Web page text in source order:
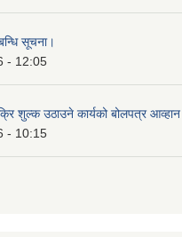
सूचना।
- 12:05
शुल्क उठाउने कार्यको बोलपत्र
- 10:15